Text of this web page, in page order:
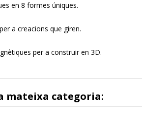
en 8 formes úniques.
a creacions que giren.
per a construir en 3D.
mateixa categoria: